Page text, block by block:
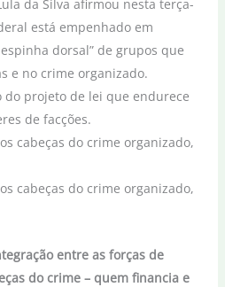
da Silva afirmou nesta terça-
está empenhado em
dorsal” de grupos que
e no crime organizado.
do projeto de lei que endurece
de facções.
entre as forças de
do crime – quem financia e